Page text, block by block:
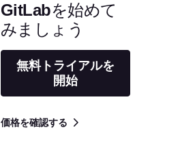
GitLabを始めて
みましょう
無料トライアルを
開始
価格を確認する